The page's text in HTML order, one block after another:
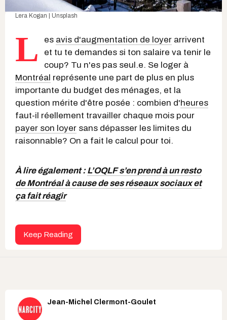
Lera Kogan | Unsplash
L es avis d'augmentation de loyer arrivent
et tu te demandes si ton salaire va tenir le
coup? Tu n'es pas seul.e. Se loger à
Montréal représente une part de plus en plus
importante du budget des ménages, et la
question mérite d'être posée : combien d'heures
faut-il réellement travailler chaque mois pour
payer son loyer sans dépasser les limites du
raisonnable? On a fait le calcul pour toi.
À lire également :L’OQLF s’en prend à un resto
de Montréal à cause de ses réseaux sociaux et
ça fait réagir
Keep Reading
Jean-Michel Clermont-Goulet